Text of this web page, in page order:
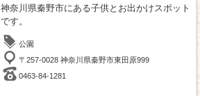
神奈川県秦野市にある子供とお出かけスポット
です。
公園
〒257-0028 神奈川県秦野市東田原999
0463-84-1281